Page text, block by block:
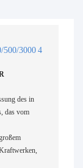
des in
das vom